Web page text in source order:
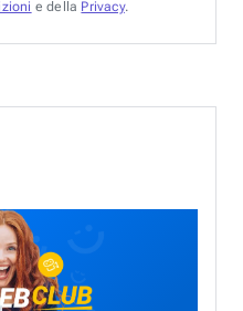
e della Privacy.